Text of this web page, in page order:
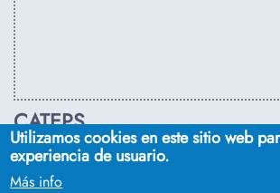
CATEPS
C/ Euclides, s/n. Sevilla 41092. Tel.: 955
secdireps@us.es
Utilizamos cookies en este sitio web
experiencia de usuario.
Más info